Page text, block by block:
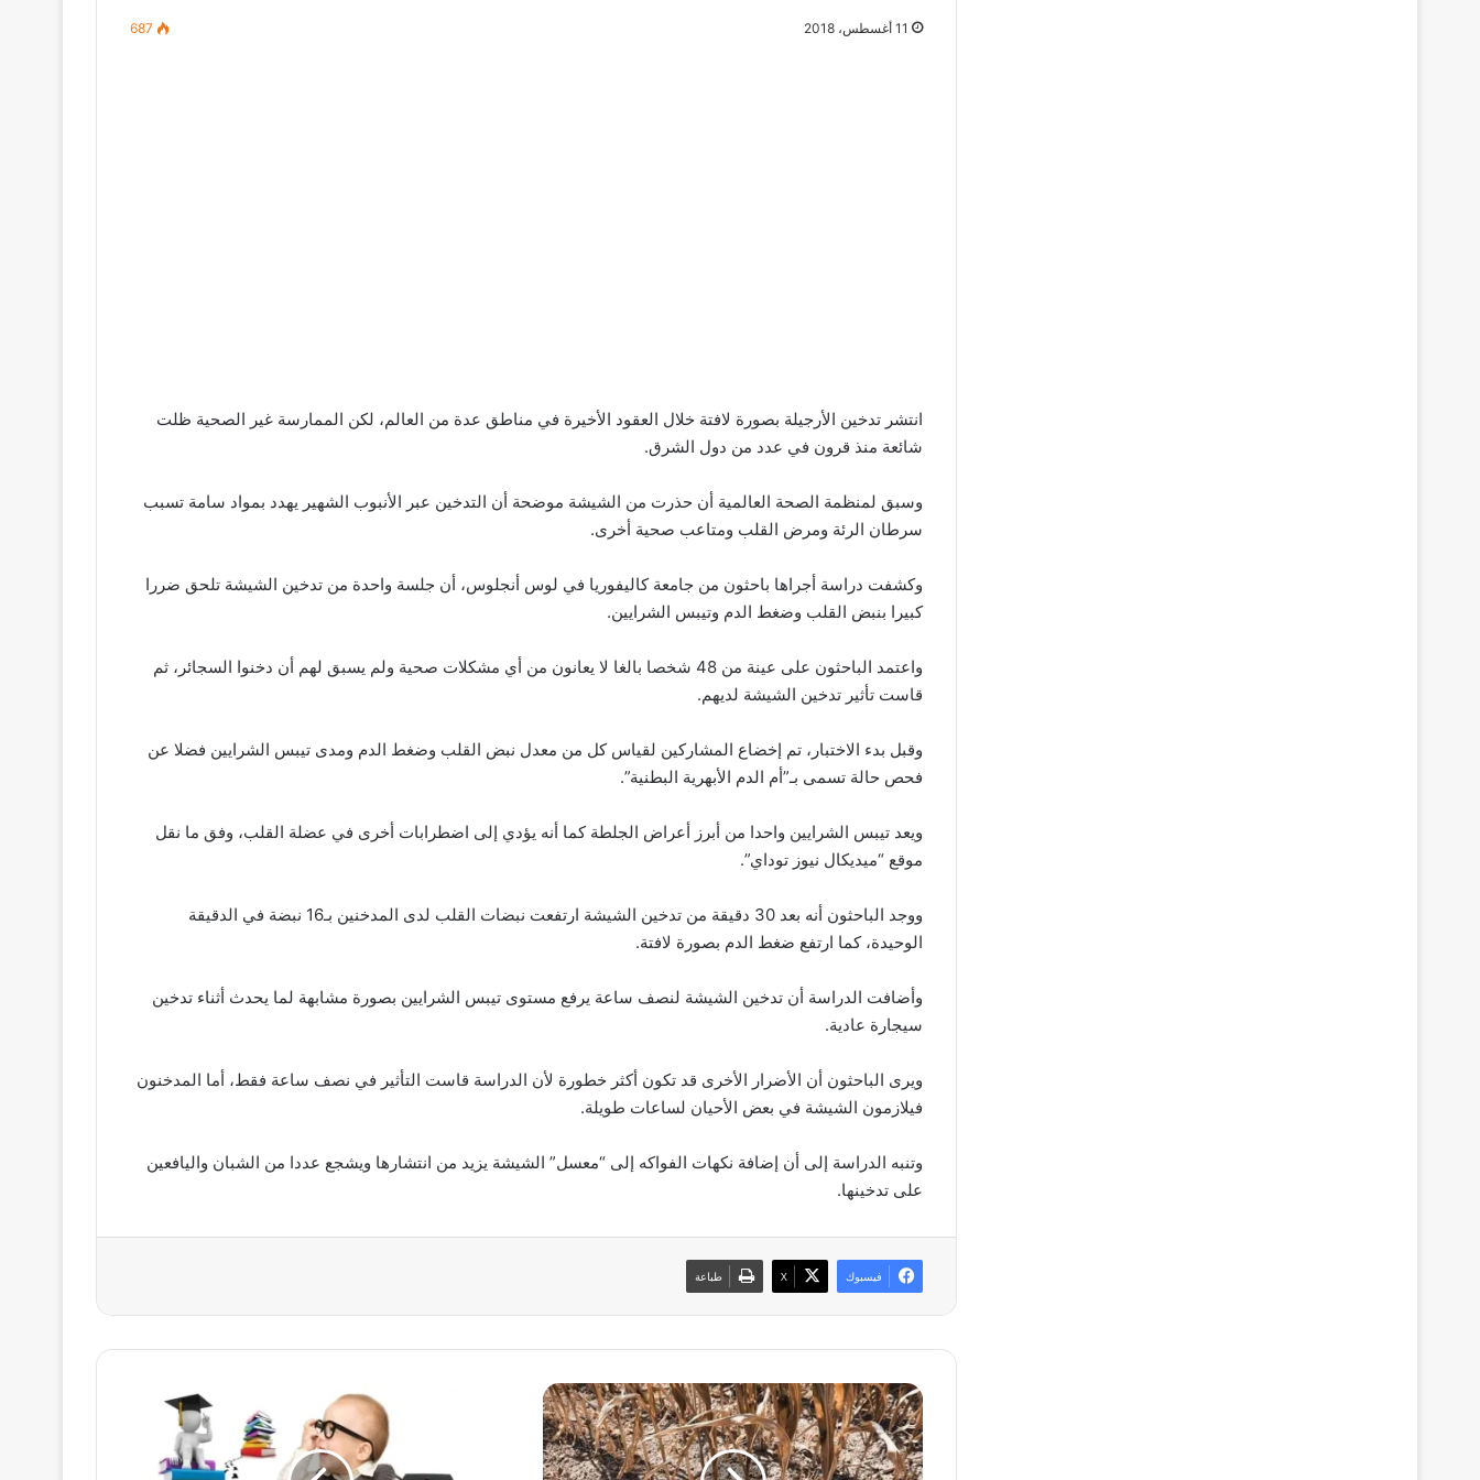
11 أغسطس، 2018 687
انتشر تدخين الأرجيلة بصورة لافتة خلال العقود الأخيرة في مناطق عدة من العالم، لكن الممارسة غير الصحية ظلت
شائعة منذ قرون في عدد من دول الشرق.
وسبق لمنظمة الصحة العالمية أن حذرت من الشيشة موضحة أن التدخين عبر الأنبوب الشهير يهدد بمواد سامة تسبب
سرطان الرئة ومرض القلب ومتاعب صحية أخرى.
وكشفت دراسة أجراها باحثون من جامعة كاليفوريا في لوس أنجلوس، أن جلسة واحدة من تدخين الشيشة تلحق ضررا
كبيرا بنبض القلب وضغط الدم وتيبس الشرايين.
واعتمد الباحثون على عينة من 48 شخصا بالغا لا يعانون من أي مشكلات صحية ولم يسبق لهم أن دخنوا السجائر، ثم
قاست تأثير تدخين الشيشة لديهم.
وقبل بدء الاختبار، تم إخضاع المشاركين لقياس كل من معدل نبض القلب وضغط الدم ومدى تيبس الشرايين فضلا عن
فحص حالة تسمى بـ”أم الدم الأبهرية البطنية”.
ويعد تيبس الشرايين واحدا من أبرز أعراض الجلطة كما أنه يؤدي إلى اضطرابات أخرى في عضلة القلب، وفق ما نقل
موقع “ميديكال نيوز توداي”.
ووجد الباحثون أنه بعد 30 دقيقة من تدخين الشيشة ارتفعت نبضات القلب لدى المدخنين بـ16 نبضة في الدقيقة
الوحيدة، كما ارتفع ضغط الدم بصورة لافتة.
وأضافت الدراسة أن تدخين الشيشة لنصف ساعة يرفع مستوى تيبس الشرايين بصورة مشابهة لما يحدث أثناء تدخين
سيجارة عادية.
ويرى الباحثون أن الأضرار الأخرى قد تكون أكثر خطورة لأن الدراسة قاست التأثير في نصف ساعة فقط، أما المدخنون
فيلازمون الشيشة في بعض الأحيان لساعات طويلة.
وتنبه الدراسة إلى أن إضافة نكهات الفواكه إلى “معسل” الشيشة يزيد من انتشارها ويشجع عددا من الشبان واليافعين
على تدخينها.
فيسبوك ‫X طباعة
ع
ل
م
ا